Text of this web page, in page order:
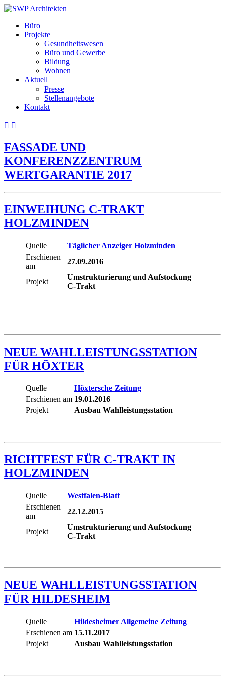
Büro
Projekte
Gesundheitswesen
Büro und Gewerbe
Bildung
Wohnen
Aktuell
Presse
Stellenangebote
Kontakt
 
FASSADE UND
KONFERENZZENTRUM
WERTGARANTIE 2017
EINWEIHUNG C-TRAKT
HOLZMINDEN
Quelle
Täglicher Anzeiger Holzminden
Erschienen
am
27.09.2016
Projekt
Umstrukturierung und Aufstockung
C-Trakt
NEUE WAHLLEISTUNGSSTATION
FÜR HÖXTER
Quelle
Höxtersche Zeitung
Erschienen am 19.01.2016
Projekt
Ausbau Wahlleistungsstation
RICHTFEST FÜR C-TRAKT IN
HOLZMINDEN
Quelle
Westfalen-Blatt
Erschienen
am
22.12.2015
Projekt
Umstrukturierung und Aufstockung
C-Trakt
NEUE WAHLLEISTUNGSSTATION
FÜR HILDESHEIM
Quelle
Hildesheimer Allgemeine Zeitung
Erschienen am 15.11.2017
Projekt
Ausbau Wahlleistungsstation